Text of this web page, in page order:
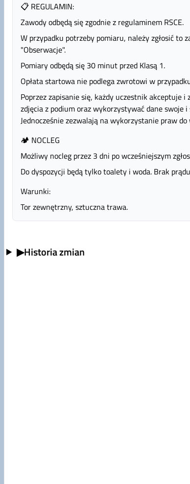
📋 REGULAMIN:
Zawody odbędą się zgodnie z regulaminem RSCE.
W przypadku potrzeby pomiaru, należy zgłosić to
"Obserwacje".
Pomiary odbędą się 30 minut przed Klasą 1.
Opłata startowa nie podlega zwrotowi w
Poprzez zapisanie się, każdy uczestnik akceptuje
zdjęcia z podium oraz wykorzystywać dane swoje
Jednocześnie zezwalają na wykorzystanie praw
🏕 NOCLEG
Możliwy nocleg przez 3 dni po wcześniejszym
Do dyspozycji będą tylko toalety i woda. Brak
Warunki:
Tor zewnętrzny, sztuczna trawa.
▶Historia zmian